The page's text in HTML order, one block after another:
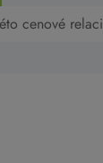
cenové relaci